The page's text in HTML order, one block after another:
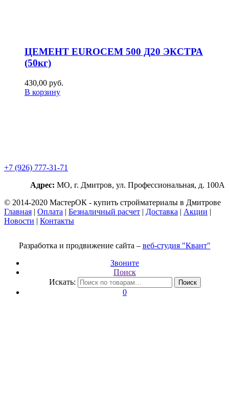
ЦЕМЕНТ EUROCEM 500 Д20 ЭКСТРА
(50кг)
430,00 руб.
В корзину
+7 (926) 777-31-71
Адрес: МО, г. Дмитров, ул. Профессиональная, д. 100А
© 2014-2020 МастерОК - купить стройматериалы в Дмитрове
Главная | Оплата | Безналичный расчет | Доставка | Акции |
Новости | Контакты
Разработка и продвижение сайта – веб-студия "Квант"
Звоните
Поиск
Искать:
Поиск
0